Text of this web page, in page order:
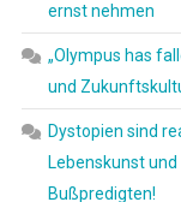
ernst nehmen
„Olympus has
und
Dystopien sind
Lebenskunst
Bußpredigten!